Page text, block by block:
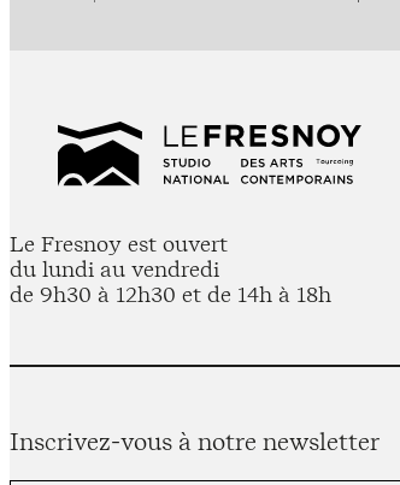
Le Fresnoy est ouvert
du lundi au vendredi
de 9h30 à 12h30 et de 14h à 18h
Inscrivez-vous à notre newsletter